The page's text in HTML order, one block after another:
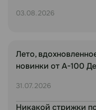
03.08.2026
Лето,
новинки от А-100
31.07.2026
Никакой стрижки